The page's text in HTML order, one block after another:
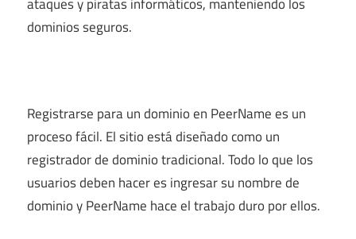
dominios seguros.
Registrarse para un dominio en PeerName es un
proceso fácil. El sitio está diseñado como un
registrador de dominio tradicional. Todo lo que los
usuarios deben hacer es ingresar su nombre de
dominio y PeerName hace el trabajo duro por ellos.